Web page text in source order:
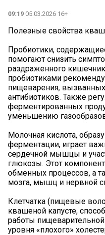
09:19 05.03.2026 16+
Полезные свойства
Пробиотики,
помогают снизить
раздраженного
пробиотиками
пищеварения,
антибиотиков. Также
ферментированных
уменьшению
Молочная кислота,
ферментации, играет
сердечной мышцы и
глюкозы. Этот
обменных процессов, а
мозга, мышц и нервной
Клетчатка (пищевые
квашеной капусте,
работы
уровня «плохого»